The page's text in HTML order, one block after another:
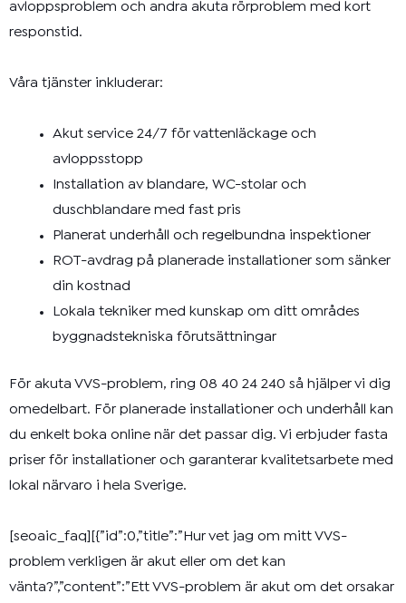
avloppsproblem och andra akuta rörproblem med kort
responstid.
Våra tjänster inkluderar:
Akut service 24/7 för vattenläckage och
avloppsstopp
Installation av blandare, WC-stolar och
duschblandare med fast pris
Planerat underhåll och regelbundna inspektioner
ROT-avdrag på planerade installationer som sänker
din kostnad
Lokala tekniker med kunskap om ditt områdes
byggnadstekniska förutsättningar
För akuta VVS-problem, ring 08 40 24 240 så hjälper vi dig
omedelbart. För planerade installationer och underhåll kan
du enkelt boka online när det passar dig. Vi erbjuder fasta
priser för installationer och garanterar kvalitetsarbete med
lokal närvaro i hela Sverige.
[seoaic_faq][{”id”:0,”title”:”Hur vet jag om mitt VVS-
problem verkligen är akut eller om det kan
vänta?”,”content”:”Ett VVS-problem är akut om det orsakar